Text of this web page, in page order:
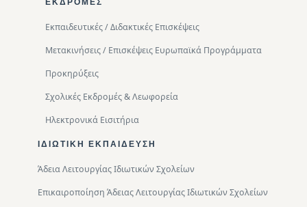
ΕΚΔΡΟΜΈΣ
Εκπαιδευτικές / Διδακτικές Επισκέψεις
Μετακινήσεις / Επισκέψεις Ευρωπαϊκά Προγράμματα
Προκηρύξεις
Σχολικές Εκδρομές & Λεωφορεία
Ηλεκτρονικά Εισιτήρια
ΙΔΙΩΤΙΚΉ ΕΚΠΑΊΔΕΥΣΗ
Άδεια Λειτουργίας Ιδιωτικών Σχολείων
Επικαιροποίηση Άδειας Λειτουργίας Ιδιωτικών Σχολείων